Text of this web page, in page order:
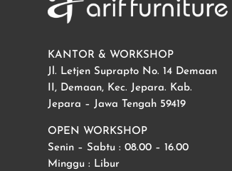
KANTOR & WORKSHOP
Jl. Letjen Suprapto No. 14 Demaan
II, Demaan, Kec. Jepara. Kab.
Jepara – Jawa Tengah 59419
OPEN WORKSHOP
Senin – Sabtu : 08.00 – 16.00
Minggu : Libur